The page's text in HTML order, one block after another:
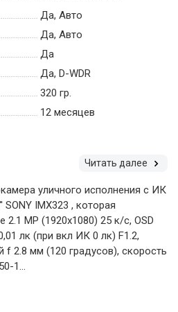
Да, Авто
Да, Авто
Да
Да, D-WDR
320 гр.
12 месяцев
Читать далее
уличного исполнения с ИК
IMX323 , которая
2.1 MP (1920х1080) 25 к/с, OSD
лк (при вкл ИК 0 лк) F1.2,
2.8 мм (120 градусов), скорость
1...